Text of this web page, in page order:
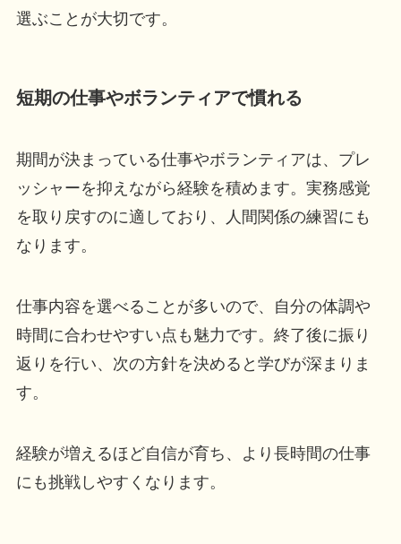
選ぶことが大切です。
短期の仕事やボランティアで慣れる
期間が決まっている仕事やボランティアは、プレ
ッシャーを抑えながら経験を積めます。実務感覚
を取り戻すのに適しており、人間関係の練習にも
なります。
仕事内容を選べることが多いので、自分の体調や
時間に合わせやすい点も魅力です。終了後に振り
返りを行い、次の方針を決めると学びが深まりま
す。
経験が増えるほど自信が育ち、より長時間の仕事
にも挑戦しやすくなります。